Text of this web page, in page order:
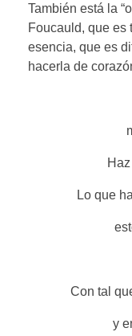
También está la
Foucauld, que es
esencia, que es
hacerla de
Lo que
Con tal
y